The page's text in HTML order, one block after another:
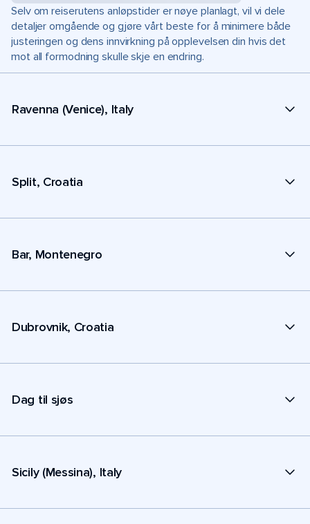
Selv om reiserutens anløpstider er nøye planlagt, vil vi dele
detaljer omgående og gjøre vårt beste for å minimere både
justeringen og dens innvirkning på opplevelsen din hvis det
mot all formodning skulle skje en endring.
Ravenna (Venice), Italy
Split, Croatia
Bar, Montenegro
Dubrovnik, Croatia
Dag til sjøs
Sicily (Messina), Italy